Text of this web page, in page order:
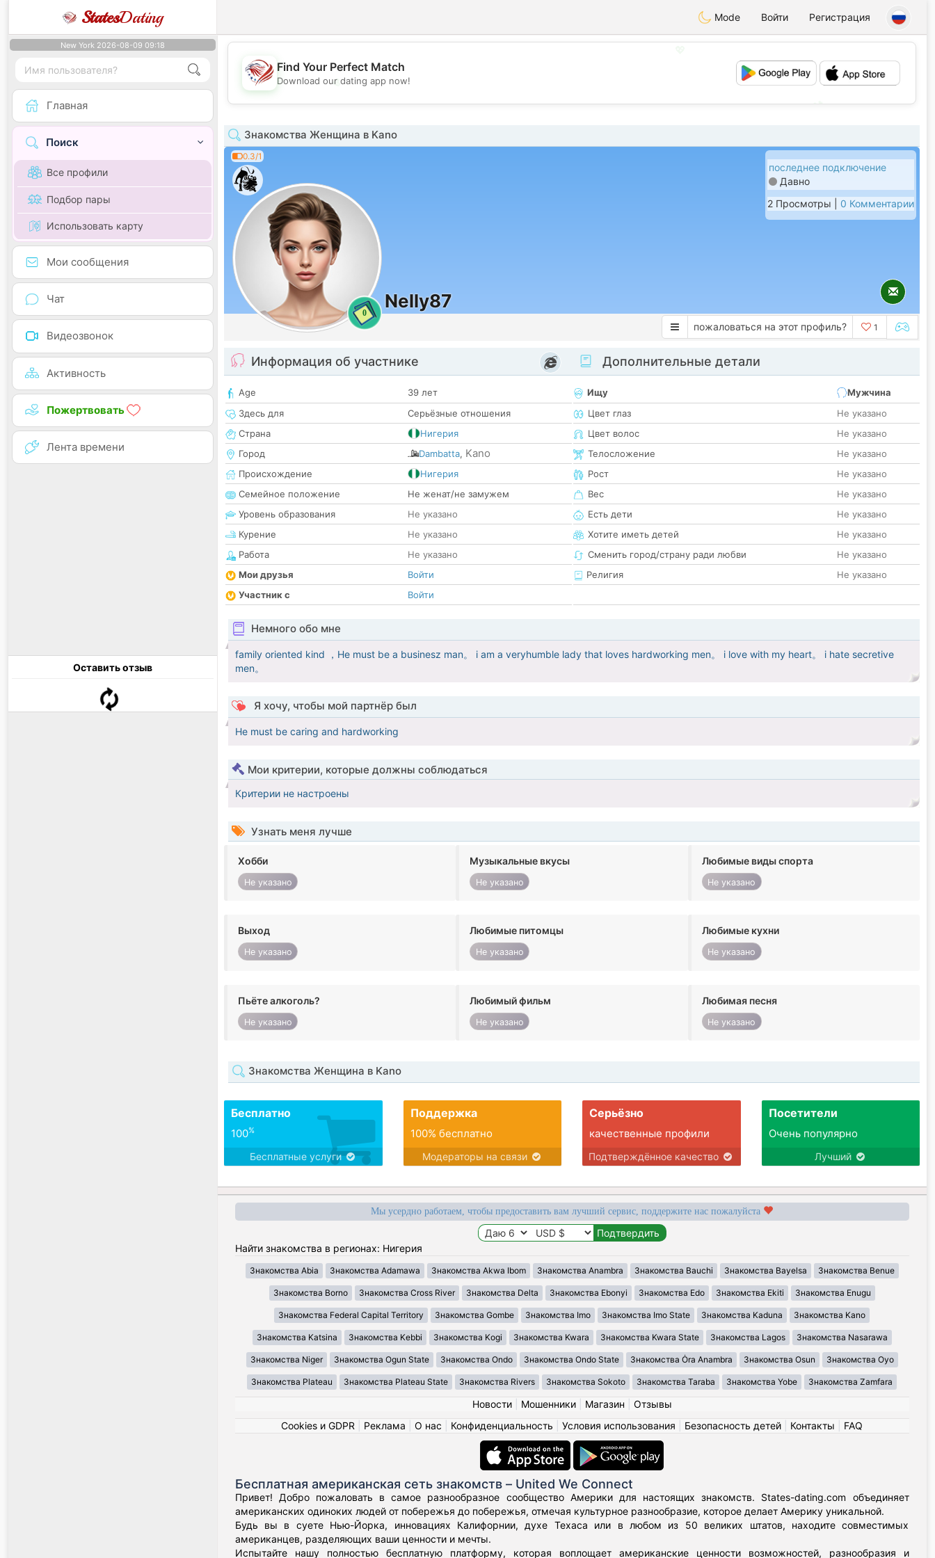
StatesDating Mode Войти Регистрация
New York 2026-08-09 09:18
Главная
Поиск
Все профили
Подбор пары
Использовать карту
Мои сообщения
Чат
Видеозвонок
Активность
Пожертвовать
Лента времени
Оставить отзыв
💖
Find Your Perfect Match
Download our dating app now!
Знакомства Женщина в Kano
0.3/1
0
Nelly87
последнее подключение
Давно
2 Просмотры | 0 Комментарии
пожаловаться на этот профиль? 1
Информация об участнике
Age
39 лет
Здесь для
Серьёзные отношения
Страна
Нигерия
Город
Dambatta, Kano
Происхождение
Нигерия
Семейное положение
Не женат/не замужем
Уровень образования
Не указано
Курение
Не указано
Работа
Не указано
Мои друзья
Войти
Участник с
Войти
Дополнительные детали
Ищу
Мужчина
Цвет глаз
Не указано
Цвет волос
Не указано
Телосложение
Не указано
Рост
Не указано
Вес
Не указано
Есть дети
Не указано
Хотите иметь детей
Не указано
Сменить город/страну ради любви
Не указано
Религия
Не указано
Немного обо мне
family oriented kind ，He must be a businesz man。 i am a veryhumble lady that loves hardworking men。 i love with my heart。 i hate secretive
men。
Я хочу, чтобы мой партнёр был
He must be caring and hardworking
Мои критерии, которые должны соблюдаться
Критерии не настроены
Узнать меня лучше
Хобби
Не указано
Музыкальные вкусы
Не указано
Любимые виды спорта
Не указано
Выход
Не указано
Любимые питомцы
Не указано
Любимые кухни
Не указано
Пьёте алкоголь?
Не указано
Любимый фильм
Не указано
Любимая песня
Не указано
Знакомства Женщина в Kano
Бесплатно
100%
Бесплатные услуги
Поддержка
100% бесплатно
Модераторы на связи
Серьёзно
качественные профили
Подтверждённое качество
Посетители
Очень популярно
Лучший
Мы усердно работаем, чтобы предоставить вам лучший сервис, поддержите нас пожалуйста
Найти знакомства в регионах: Нигерия
Знакомства Abia Знакомства Adamawa Знакомства Akwa Ibom Знакомства Anambra Знакомства Bauchi Знакомства Bayelsa Знакомства Benue
Знакомства Borno Знакомства Cross River Знакомства Delta Знакомства Ebonyi Знакомства Edo Знакомства Ekiti Знакомства Enugu
Знакомства Federal Capital Territory Знакомства Gombe Знакомства Imo Знакомства Imo State Знакомства Kaduna Знакомства Kano
Знакомства Katsina Знакомства Kebbi Знакомства Kogi Знакомства Kwara Знакомства Kwara State Знакомства Lagos Знакомства Nasarawa
Знакомства Niger Знакомства Ogun State Знакомства Ondo Знакомства Ondo State Знакомства Ȯra Anambra Знакомства Osun Знакомства Oyo
Знакомства Plateau Знакомства Plateau State Знакомства Rivers Знакомства Sokoto Знакомства Taraba Знакомства Yobe Знакомства Zamfara
Новости| Мошенники| Магазин
Отзывы
Cookies и GDPR
Реклама О нас Конфиденциальность Условия использования Безопасность детей Контакты FAQ
Бесплатная американская сеть знакомств – United We Connect
Привет! Добро пожаловать в самое разнообразное сообщество Америки для настоящих знакомств. States-dating.com объединяет
американских одиноких людей от побережья до побережья, отмечая культурное разнообразие, которое делает Америку уникальной.
Будь вы в суете Нью-Йорка, инновациях Калифорнии, духе Техаса или в любом из 50 великих штатов, находите совместимых
американцев, разделяющих ваши ценности и мечты.
Испытайте нашу полностью бесплатную платформу, которая воплощает американские ценности возможностей, разнообразия и